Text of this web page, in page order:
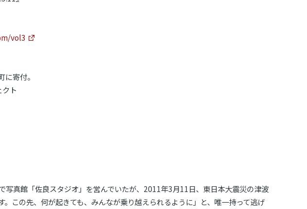
vol3
寄付。
ト
真館「佐良スタジオ」を営んでいたが、2011年3月11日、東日本大震災の津波
この先、何が起きても、みんなが乗り越えられるように」と、唯一持って逃げ